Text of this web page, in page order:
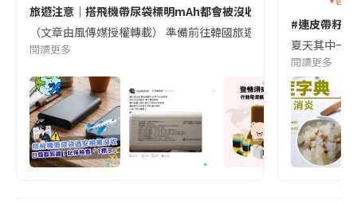
旅遊注意｜搭飛機帶尿袋標明mAh都會被沒收😱出發前切記檢查
（文章由風傳媒授權轉載） 準備前往韓國旅遊的民眾，近期要
閱讀更多
#連皮帶籽
夏天其中一
閱讀更多